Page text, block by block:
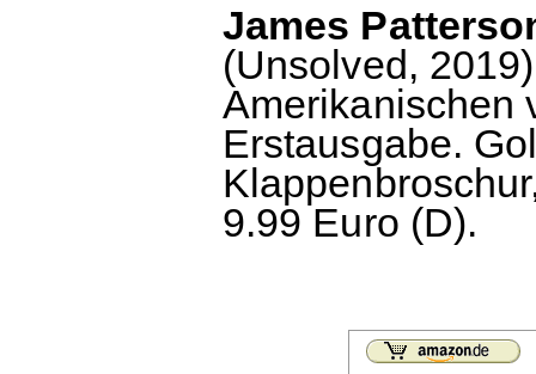
James
(Unsolved,
Amerikanischen
Erstausgabe.
9.99 Euro (D).